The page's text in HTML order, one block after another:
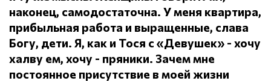
наконец, самодостаточна. У меня квартира,
прибыльная работа и выращенные, слава
Богу, дети. Я, как и Тося с «Девушек» - хочу
халву ем, хочу - пряники. Зачем мне
постоянное присутствие в моей жизни